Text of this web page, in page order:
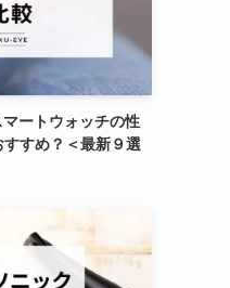
ートウォッチの性
すめ？＜最新９選